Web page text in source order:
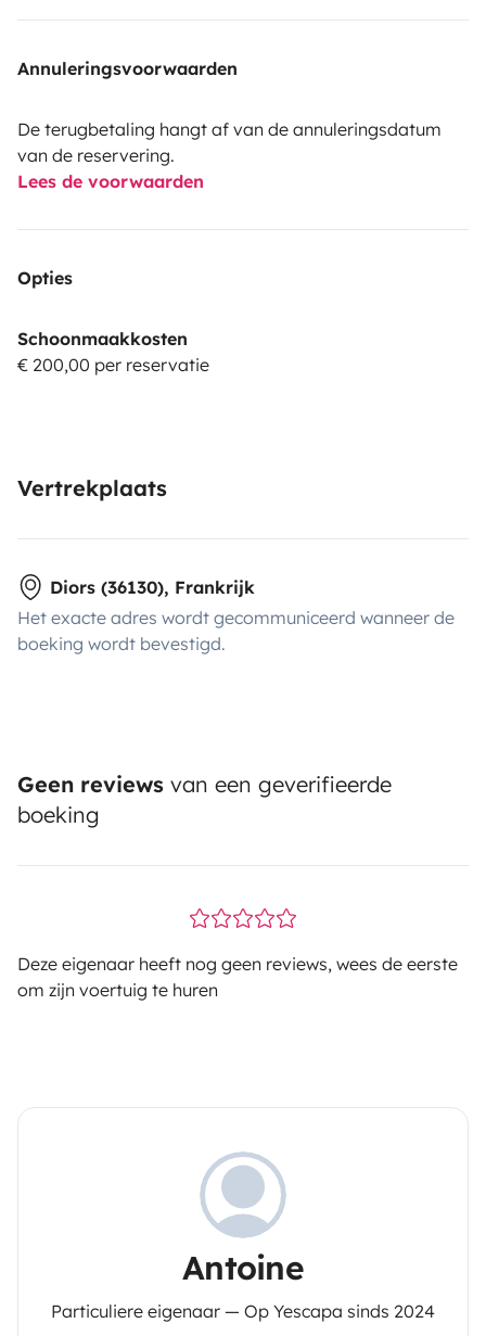
Annuleringsvoorwaarden
De terugbetaling hangt af van de annuleringsdatum
van de reservering.
Lees de voorwaarden
Opties
Schoonmaakkosten
€ 200,00 per reservatie
Vertrekplaats
Diors (36130), Frankrijk
Het exacte adres wordt gecommuniceerd wanneer de
boeking wordt bevestigd.
Geen reviews van een geverifieerde
boeking
Deze eigenaar heeft nog geen reviews, wees de eerste
om zijn voertuig te huren
Antoine
Particuliere eigenaar — Op Yescapa sinds 2024